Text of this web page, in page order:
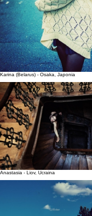
Karina (Belarus) - Osaka, Japonia
Anastasia - Liov, Ucraina